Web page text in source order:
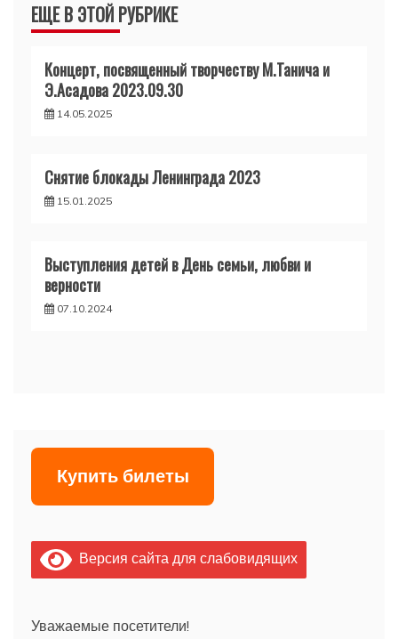
ЕЩЕ В ЭТОЙ РУБРИКЕ
Концерт, посвященный творчеству М.Танича и
Э.Асадова 2023.09.30
14.05.2025
Снятие блокады Ленинграда 2023
15.01.2025
Выступления детей в День семьи, любви и
верности
07.10.2024
Купить билеты
Версия сайта для слабовидящих
Уважаемые посетители!